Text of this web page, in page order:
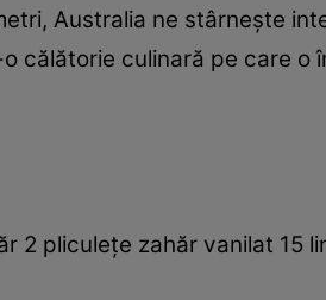
Australia ne stârneşte
călătorie culinară pe care o
2 pliculeţe zahăr vanilat 15